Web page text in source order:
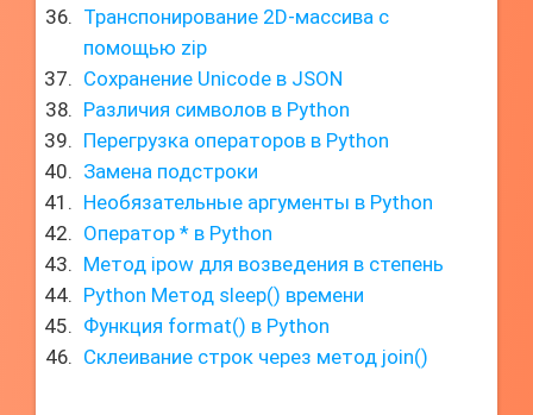
Транспонирование 2D-массива с
помощью zip
Сохранение Unicode в JSON
Различия символов в Python
Перегрузка операторов в Python
Замена подстроки
Необязательные аргументы в Python
Оператор * в Python
Метод ipow для возведения в степень
Python Метод sleep() времени
Функция format() в Python
Склеивание строк через метод join()